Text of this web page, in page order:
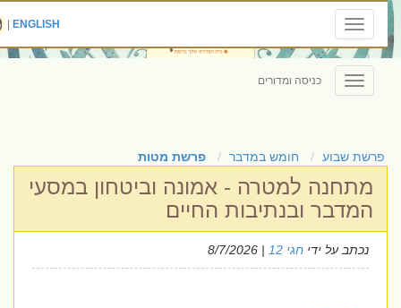
Toggle
navigation
ENGLISH
|
Toggle
navigation
כניסה ומדורים
פרשת שבוע חומש במדבר פרשת מטות
מתחנה למטרה - אמונה וביטחון במסעי
המדבר ובנתיבות החיים
נכתב על ידיחגי 12 | 8/7/2026